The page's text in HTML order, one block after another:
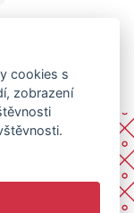
cookies s
zobrazení